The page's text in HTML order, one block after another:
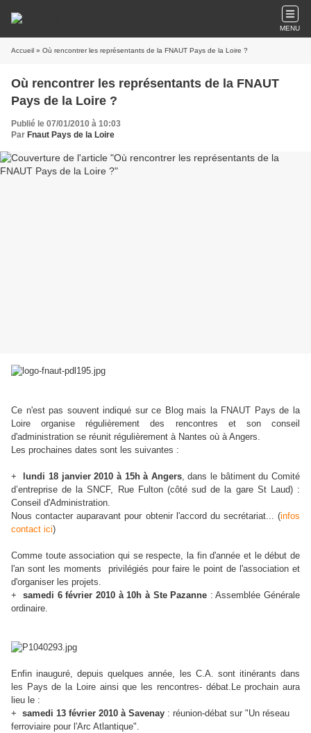
MENU
Accueil » Où rencontrer les représentants de la FNAUT Pays de la Loire ?
Où rencontrer les représentants de la FNAUT
Pays de la Loire ?
Publié le 07/01/2010 à 10:03
Par Fnaut Pays de la Loire
Ce n'est pas souvent indiqué sur ce Blog mais la FNAUT Pays de la
Loire organise régulièrement des rencontres et son conseil
d'administration se réunit régulièrement à Nantes où à Angers.
Les prochaines dates sont les suivantes :
+ lundi 18 janvier 2010 à 15h à Angers, dans le bâtiment du Comité
d’entreprise de la SNCF, Rue Fulton (côté sud de la gare St Laud) :
Conseil d'Administration.
Nous contacter auparavant pour obtenir l'accord du secrétariat... (infos
contact ici)
Comme toute association qui se respecte, la fin d'année et le début de
l'an sont les moments privilégiés pour faire le point de l'association et
d'organiser les projets.
+ samedi 6 février 2010 à 10h à Ste Pazanne : Assemblée Générale
ordinaire.
Enfin inauguré, depuis quelques année, les C.A. sont itinérants dans
les Pays de la Loire ainsi que les rencontres- débat.Le prochain aura
lieu le :
+ samedi 13 février 2010 à Savenay : réunion-débat sur "Un réseau
ferroviaire pour l'Arc Atlantique".